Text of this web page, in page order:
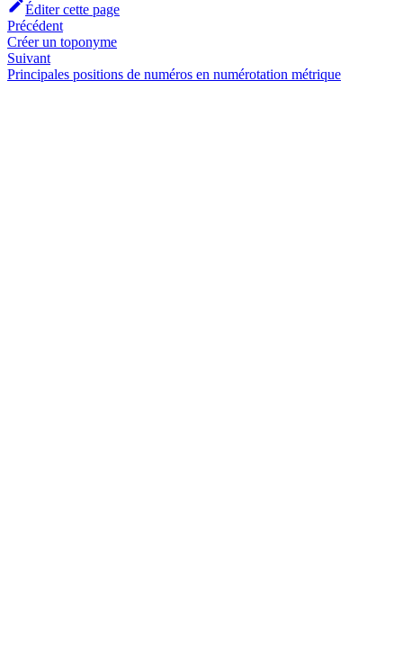
Éditer cette page
Précédent
Créer un toponyme
Suivant
Principales positions de numéros en numérotation métrique